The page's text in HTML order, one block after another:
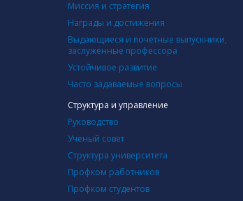
Миссия и стратегия
Награды и достижения
Выдающиеся и почетные выпускники,
заслуженные профессора
Устойчивое развитие
Часто задаваемые вопросы
Структура и управление
Руководство
Ученый совет
Структура университета
Профком работников
Профком студентов